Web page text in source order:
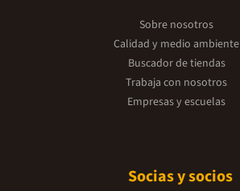
Sobre nosotros
Calidad y medio ambiente
Buscador de tiendas
Trabaja con nosotros
Empresas y escuelas
Socias y socios